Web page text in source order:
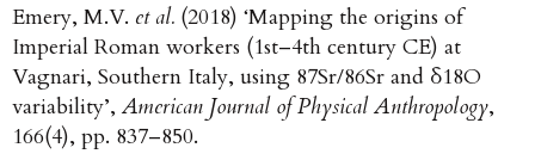
Emery, M.V. et al. (2018) ‘Mapping the origins of
Imperial Roman workers (1st–4th century CE) at
Vagnari, Southern Italy, using 87Sr/86Sr and δ18O
variability’, American Journal of Physical Anthropology,
166(4), pp. 837–850.